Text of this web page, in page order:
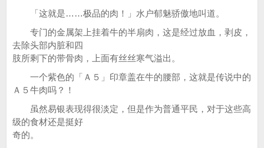
「这就是……极品的肉！」水户郁魅骄傲地叫道。
专门的金属架上挂着牛的半扇肉，这是经过放血，剥皮，
去除头部内脏和四
肢所剩下的带骨肉，上面有丝丝寒气溢出。
一个紫色的「Ａ５」印章盖在牛的腰部，这就是传说中的
Ａ５牛肉吗？！
虽然易银表现得很淡定，但是作为普通平民，对于这些高
级的食材还是挺好
奇的。